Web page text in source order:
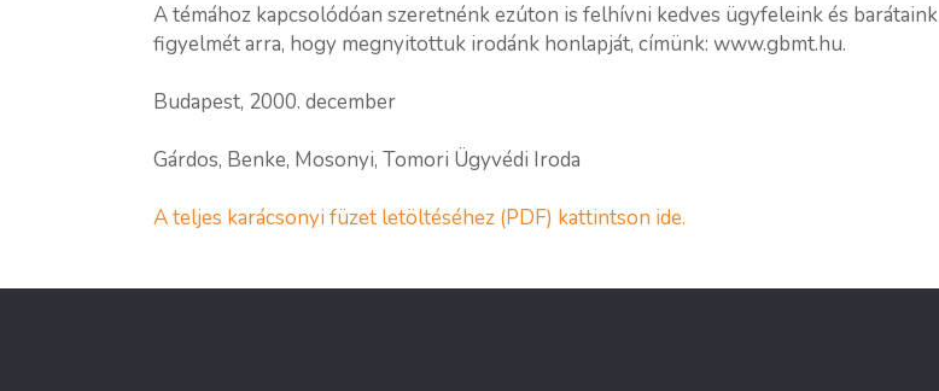
A témához kapcsolódóan szeretnénk ezúton is felhívni kedves ügyfeleink és barátaink
figyelmét arra, hogy megnyitottuk irodánk honlapját, címünk: www.gbmt.hu.
Budapest, 2000. december
Gárdos, Benke, Mosonyi, Tomori Ügyvédi Iroda
A teljes karácsonyi füzet letöltéséhez (PDF) kattintson ide.